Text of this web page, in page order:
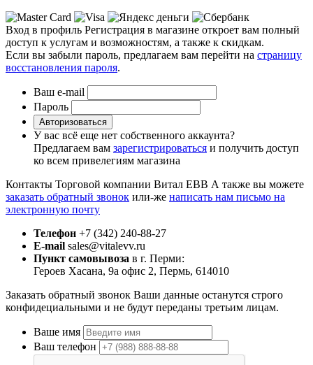
Вход в профиль Регистрация в магазине откроет вам полный
доступ к услугам и возможностям, а также к скидкам.
Если вы забыли пароль, предлагаем вам перейти на страницу
восстановления пароля.
Ваш e-mail
Пароль
Авторизоваться
У вас всё еще нет собственного аккаунта?
Предлагаем вам зарегистрироваться и получить доступ
ко всем привелегиям магазина
Контакты Торговой компании Витал ЕВВ А также вы можете
заказать обратный звонок или-же написать нам письмо на
электронную почту
Телефон +7 (342) 240-88-27
E-mail sales@vitalevv.ru
Пункт самовывоза в г. Перми:
Героев Хасана, 9а офис 2, Пермь, 614010
Заказать обратный звонок Ваши данные останутся строго
конфидециальными и не будут переданы третьим лицам.
Ваше имя
Ваш телефон